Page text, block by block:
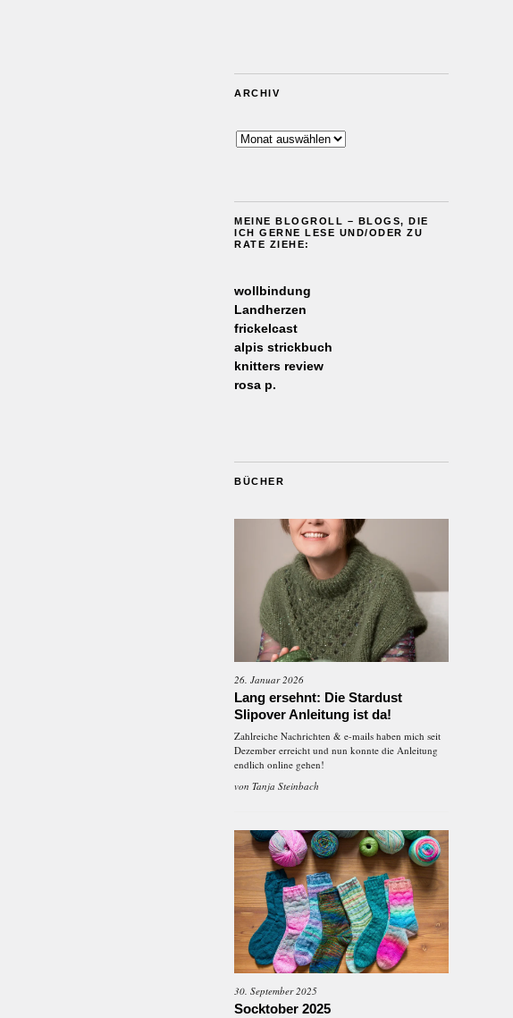
ARCHIV
Archiv
MEINE BLOGROLL – BLOGS, DIE
ICH GERNE LESE UND/ODER ZU
RATE ZIEHE:
wollbindung
Landherzen
frickelcast
alpis strickbuch
knitters review
rosa p.
BÜCHER
26. Januar 2026
Lang ersehnt: Die Stardust
Slipover Anleitung ist da!
Zahlreiche Nachrichten & e-mails haben mich seit
Dezember erreicht und nun konnte die Anleitung
endlich online gehen!
von Tanja Steinbach
30. September 2025
Socktober 2025